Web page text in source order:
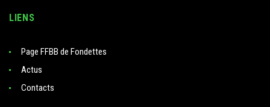
LIENS
Page FFBB de Fondettes
Actus
Contacts